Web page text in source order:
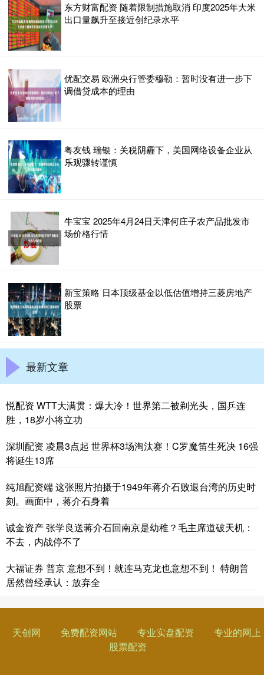
东方财富配资 随着限制措施取消 印度2025年大米
出口量飙升至接近创纪录水平
优配交易 欧洲央行管委穆勒：暂时没有进一步下
调借贷成本的理由
粤友钱 瑞银：关税阴霾下，美国网络设备企业从
乐观骤转谨慎
牛宝宝 2025年4月24日天津何庄子农产品批发市
场价格行情
新宝策略 日本顶级基金以低估值增持三菱房地产
股票
最新文章
悦配资 WTT大满贯：爆大冷！世界第二被剃光头，国乒连
胜，18岁小将立功
深圳配资 凌晨3点起 世界杯3场淘汰赛！C罗魔笛生死决 16强
将诞生13席
纯旭配资端 这张照片拍摄于1949年蒋介石败退台湾的历史时
刻。画面中，蒋介石身着
诚金资产 张学良送蒋介石回南京是幼稚？毛主席道破天机：
不去，内战停不了
大福证券 普京 意想不到！就连马克龙也意想不到！ 特朗普
居然曾经承认：放弃全
天创网 免费配资网站 专业实盘配资
专业的网上
股票配资